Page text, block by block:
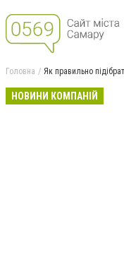
Головна Як правильно
НОВИНИ КОМПАНІЙ